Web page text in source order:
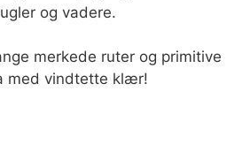
og vadere.
merkede ruter og primitive
med vindtette klær!